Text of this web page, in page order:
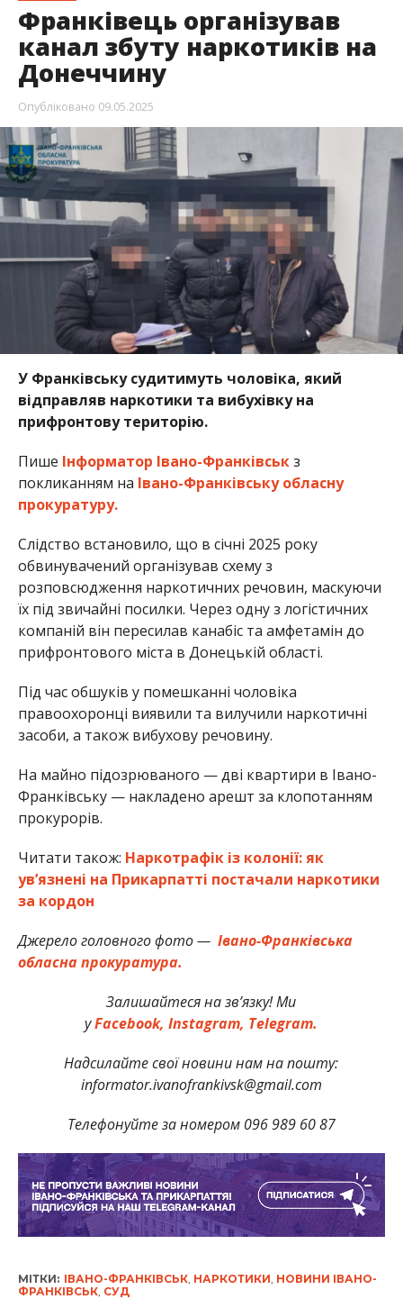
Франківець організував
канал збуту наркотиків на
Донеччину
Опубліковано 09.05.2025
У Франківську судитимуть чоловіка, який
відправляв наркотики та вибухівку на
прифронтову територію.
Пише Інформатор Івано-Франківськз
покликанням на Івано-Франківську обласну
прокуратуру.
Слідство встановило, що в січні 2025 року
обвинувачений організував схему з
розповсюдження наркотичних речовин, маскуючи
їх під звичайні посилки. Через одну з логістичних
компаній він пересилав канабіс та амфетамін до
прифронтового міста в Донецькій області.
Під час обшуків у помешканні чоловіка
правоохоронці виявили та вилучили наркотичні
засоби, а також вибухову речовину.
На майно підозрюваного — дві квартири в Івано-
Франківську — накладено арешт за клопотанням
прокурорів.
Читати також: Наркотрафік із колонії: як
ув’язнені на Прикарпатті постачали наркотики
за кордон
Джерело головного фото — Івано-Франківська
обласна прокуратура.
Залишайтеся на зв’язку! Ми
уFacebook, Instagram, Telegram.
Надсилайте свої новини нам на пошту:
informator.ivanofrankivsk@gmail.com
Телефонуйте за номером 096 989 60 87
МІТКИ: ІВАНО-ФРАНКІВСЬК, НАРКОТИКИ, НОВИНИ ІВАНО-
ФРАНКІВСЬК, СУД